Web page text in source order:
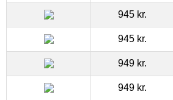
945 kr.
945 kr.
949 kr.
949 kr.